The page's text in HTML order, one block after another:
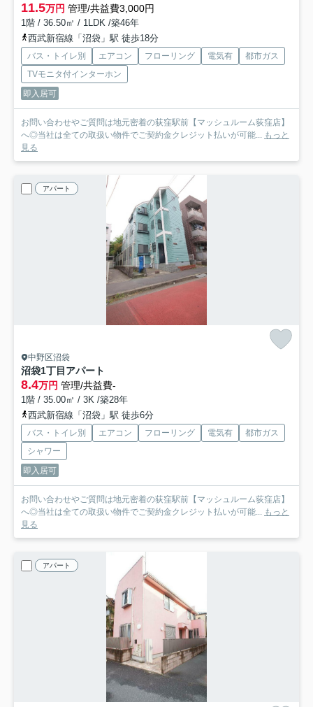
11.5万円 管理/共益費3,000円
1階 / 36.50㎡ / 1LDK /築46年
西武新宿線「沼袋」駅 徒歩18分
バス・トイレ別 エアコン フローリング 電気有
都市ガス
TVモニタ付インターホン
即入居可
お問い合わせやご質問は地元密着の荻窪駅前【マッシュルーム荻窪店】
へ◎当社は全ての取扱い物件でご契約金クレジット払いが可能... もっと
見る
アパート
中野区沼袋
沼袋1丁目アパート
8.4万円 管理/共益費-
1階 / 35.00㎡ / 3K /築28年
西武新宿線「沼袋」駅 徒歩6分
バス・トイレ別 エアコン フローリング 電気有
都市ガス
シャワー
即入居可
お問い合わせやご質問は地元密着の荻窪駅前【マッシュルーム荻窪店】
へ◎当社は全ての取扱い物件でご契約金クレジット払いが可能... もっと
見る
アパート